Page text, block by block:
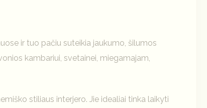
ir tuo pačiu suteikia jaukumo, šilumos
kambariui, svetainei, miegamajam,
stiliaus interjero. Jie idealiai tinka laikyti